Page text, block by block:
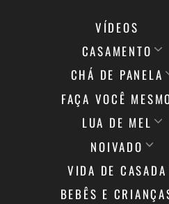
VÍDEOS
CASAMENTO
CHÁ DE PANELA
FAÇA VOCÊ
LUA DE MEL
NOIVADO
VIDA DE CASADA
BEBÊS E